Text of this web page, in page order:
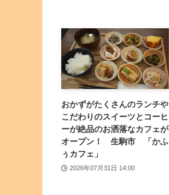
おかずがたくさんのランチや
こだわりのスイーツとコーヒ
ーが絶品のお洒落なカフェが
オープン！ 生駒市 「かふ
ぅカフェ」
2026年07月31日 14:00